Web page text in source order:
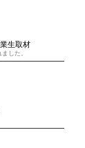
生取材
した。